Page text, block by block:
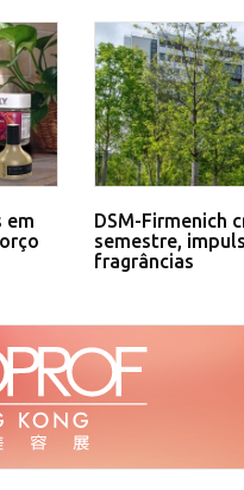
em
DSM-Firmenich
semestre,
fragrâncias